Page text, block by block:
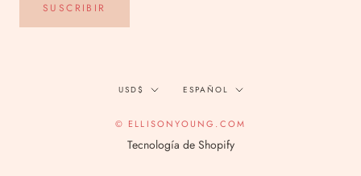
SUSCRIBIR
Divisa
USD$ Idioma
ESPAÑOL
© ELLISONYOUNG.COM
Tecnología de Shopify